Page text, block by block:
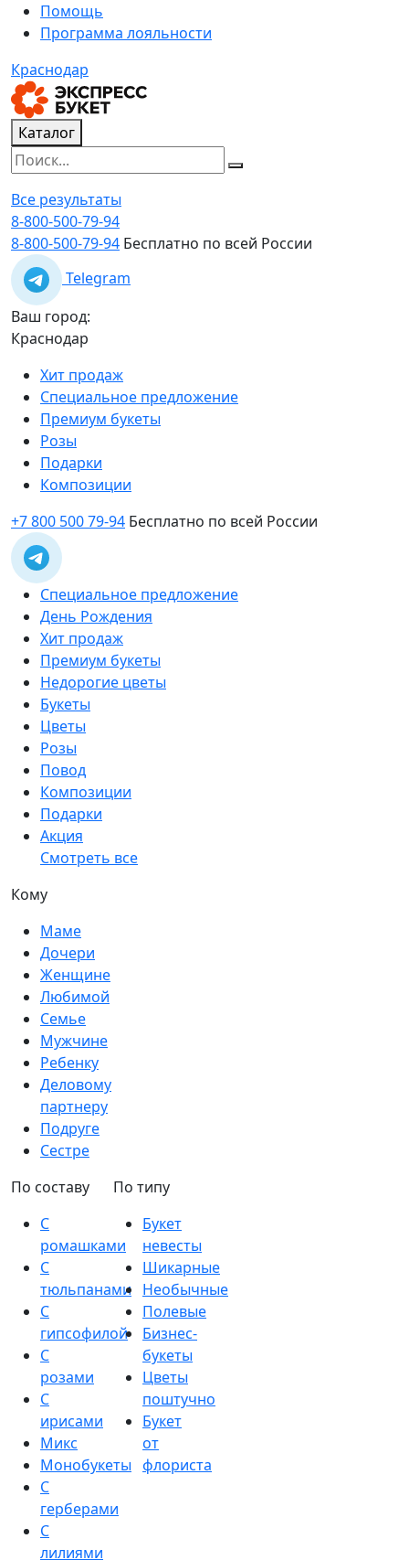
Помощь
Программа лояльности
Краснодар
Каталог
Все результаты
8-800-500-79-94
8-800-500-79-94 Бесплатно по всей России
Telegram
Ваш город:
Краснодар
Хит продаж
Специальное предложение
Премиум букеты
Розы
Подарки
Композиции
+7 800 500 79-94 Бесплатно по всей России
Специальное предложение
День Рождения
Хит продаж
Премиум букеты
Недорогие цветы
Букеты
Цветы
Розы
Повод
Композиции
Подарки
Акция
Смотреть все
Кому
Маме
Дочери
Женщине
Любимой
Семье
Мужчине
Ребенку
Деловому
партнеру
Подруге
Сестре
По составу
С
ромашками
С
тюльпанами
С
гипсофилой
С
розами
С
ирисами
Микс
Монобукеты
С
герберами
С
лилиями
По типу
Букет
невесты
Шикарные
Необычные
Полевые
Бизнес-
букеты
Цветы
поштучно
Букет
от
флориста